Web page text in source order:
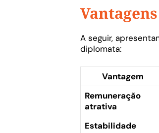
A seguir,
diplomata:
Vantagem
Remuneração
atrativa
Estabilidade